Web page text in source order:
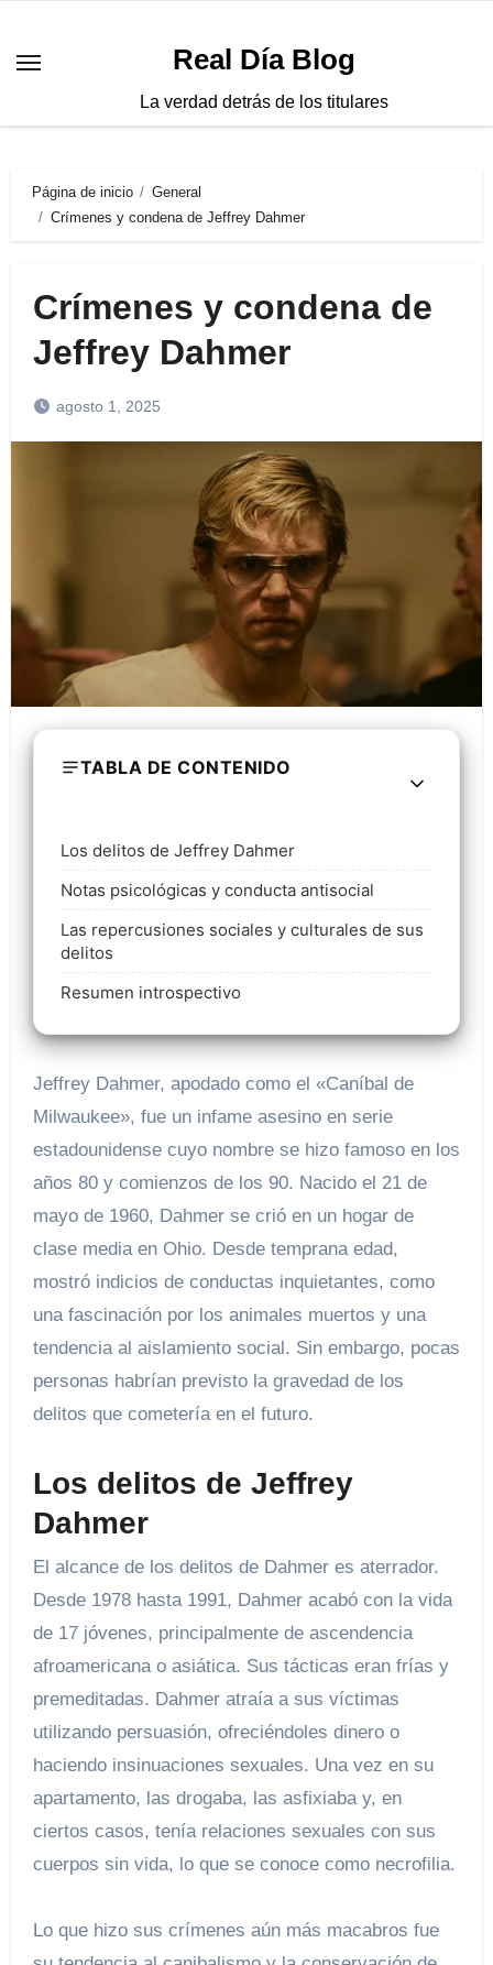
contenido
Real Día Blog
La verdad detrás de los titulares
Página de inicio
General
Crímenes y condena de Jeffrey Dahmer
Crímenes y condena de
Jeffrey Dahmer
agosto 1, 2025
TABLA DE CONTENIDO
Los delitos de Jeffrey Dahmer
Notas psicológicas y conducta antisocial
Las repercusiones sociales y culturales de sus
delitos
Resumen introspectivo
Jeffrey Dahmer, apodado como el «Caníbal de
Milwaukee», fue un infame asesino en serie
estadounidense cuyo nombre se hizo famoso en los
años 80 y comienzos de los 90. Nacido el 21 de
mayo de 1960, Dahmer se crió en un hogar de
clase media en Ohio. Desde temprana edad,
mostró indicios de conductas inquietantes, como
una fascinación por los animales muertos y una
tendencia al aislamiento social. Sin embargo, pocas
personas habrían previsto la gravedad de los
delitos que cometería en el futuro.
Los delitos de Jeffrey
Dahmer
El alcance de los delitos de Dahmer es aterrador.
Desde 1978 hasta 1991, Dahmer acabó con la vida
de 17 jóvenes, principalmente de ascendencia
afroamericana o asiática. Sus tácticas eran frías y
premeditadas. Dahmer atraía a sus víctimas
utilizando persuasión, ofreciéndoles dinero o
haciendo insinuaciones sexuales. Una vez en su
apartamento, las drogaba, las asfixiaba y, en
ciertos casos, tenía relaciones sexuales con sus
cuerpos sin vida, lo que se conoce como necrofilia.
Lo que hizo sus crímenes aún más macabros fue